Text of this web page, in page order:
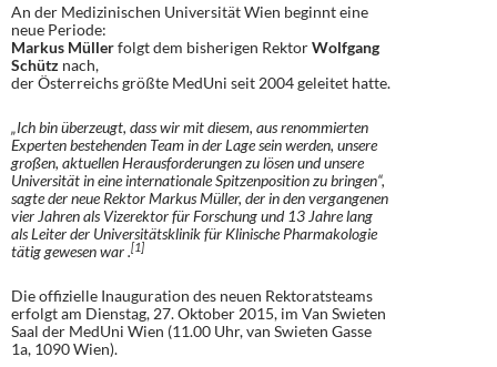
An der Medizinischen Universität Wien beginnt eine
neue Periode:
Markus Müllerfolgt dem bisherigen RektorWolfgang
Schütz nach,
der Österreichs größte MedUni seit 2004 geleitet hatte.
„Ich bin überzeugt, dass wir mit diesem, aus renommierten
Experten bestehenden Team in der Lage sein werden, unsere
großen, aktuellen Herausforderungen zu lösen und unsere
Universität in eine internationale Spitzenposition zu bringen“,
sagte der neue Rektor Markus Müller, der in den vergangenen
vier Jahren als Vizerektor für Forschung und 13 Jahre lang
als Leiter der Universitätsklinik für Klinische Pharmakologie
tätig gewesen war .[1]
Die offizielle Inauguration des neuen Rektoratsteams
erfolgt am Dienstag, 27. Oktober 2015, im Van Swieten
Saal der MedUni Wien (11.00 Uhr, van Swieten Gasse
1a, 1090 Wien).